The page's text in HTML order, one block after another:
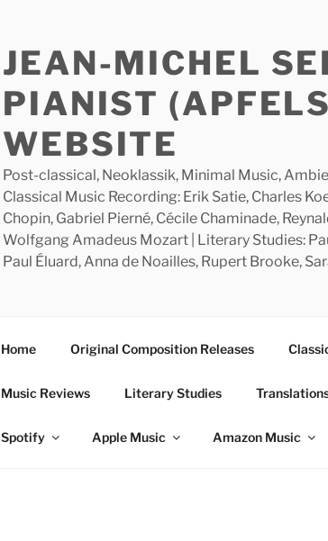
JEAN-MICHEL
PIANIST
WEBSITE
Post-classical, Neoklassik, Minimal Music,
Classical Music Recording: Erik Satie, Charles
Chopin, Gabriel Pierné, Cécile Chaminade,
Wolfgang Amadeus Mozart | Literary Studies:
Paul Éluard, Anna de Noailles, Rupert Brooke,
Home Original Composition Releases
Music Reviews Literary Studies
Spotify Apple Music Amazon Music